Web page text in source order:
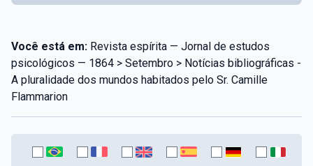
Você está em: Revista espírita — Jornal de estudos
psicológicos — 1864 > Setembro > Notícias bibliográficas -
A pluralidade dos mundos habitados pelo Sr. Camille
Flammarion